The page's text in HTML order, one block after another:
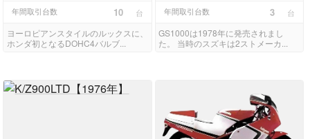
年間取引台数 10 台
ヨーロピアンスタイルのルックスに、
ホンダ初となるDOHC4バルブ...
年間取引台数 3 台
GS1000は1978年に発売されまし
た。 当時のスズキは2ストメーカ...